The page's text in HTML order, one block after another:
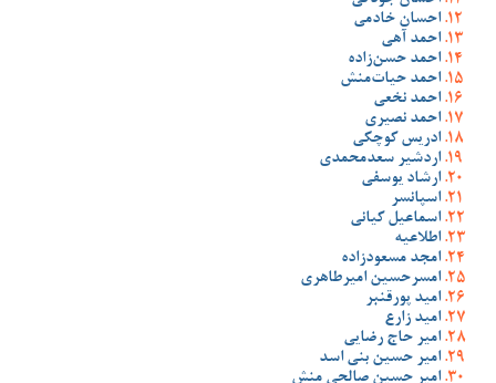
احسان خادمی
احمد آهی
احمد حسن‌زاده
احمد حیات‌منش
احمد نخعی
احمد نصیری
ادریس کوچکی
اردشیر سعدمحمدی
ارشاد یوسفی
اسپانسر
اسماعیل کیانی
اطلاعیه
امجد مسعودزاده
امسرحسین امیرطاهری
امید پورقنبر
امید زارع
امیر حاج رضایی
امیر حسین بنی اسد
امیر حسین صالحی منش